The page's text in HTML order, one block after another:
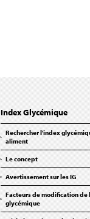
Index Glycémique
Rechercher l'index
aliment
Le concept
Avertissement sur les IG
Facteurs de modification de
glycémique